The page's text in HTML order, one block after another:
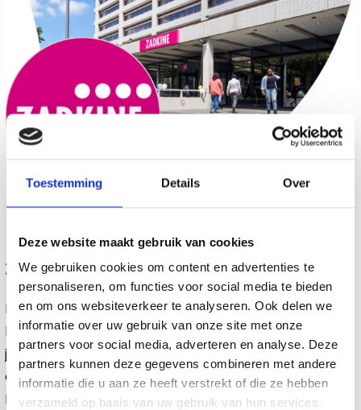
Toestemming Details Over
Deze website maakt gebruik van cookies
We gebruiken cookies om content en advertenties te
personaliseren, om functies voor social media te bieden
en om ons websiteverkeer te analyseren. Ook delen we
informatie over uw gebruik van onze site met onze
partners voor social media, adverteren en analyse. Deze
partners kunnen deze gegevens combineren met andere
informatie die u aan ze heeft verstrekt of die ze hebben
verzameld op basis van uw gebruik van hun services.
Zadkine
Bij Zadkine maken medewerkers het verschil. Of ze nu
lesgeven, ondersteunen of innoveren: samen helpen zij
jongeren én Rotterdam vooruit. Met 17.000 studenten
en 150 opleidingen bouwt Zadkine aan een plek vol
kansen, groei en toekomst.